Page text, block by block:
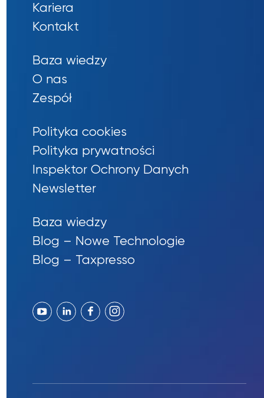
Kariera
Kontakt
Baza wiedzy
O nas
Zespół
Polityka cookies
Polityka prywatności
Inspektor Ochrony Danych
Newsletter
Baza wiedzy
Blog – Nowe Technologie
Blog – Taxpresso